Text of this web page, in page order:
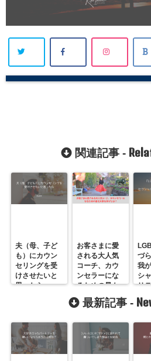
関連記事 -
夫（母、子ど
も）にカウン
セリングを受
けさせたいと
思ったら
お客さまに愛
される大人気
コーチ、カウ
ンセラーにな
るための最も
大事な学びと
は？
づ
我
シ
リ
最新記事 -